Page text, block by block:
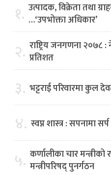
१. उत्पादक, विक्रेता तथा
…‘उपभोक्ता अधिकार’
२. राष्ट्रिय जनगणना २०७८
प्रतिशत
३. भट्टराई परिवारमा कुल
४. स्वप्न शास्त्र : सपनामा
५. कर्णालीका चार
मन्त्रीपरिषद् पुनर्गठन